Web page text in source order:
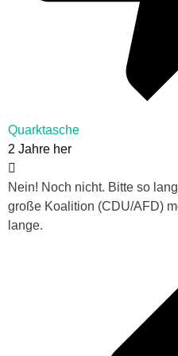
Quarktasche
2 Jahre her
Nein! Noch nicht. Bitte so
große Koalition (CDU/AFD)
lange.